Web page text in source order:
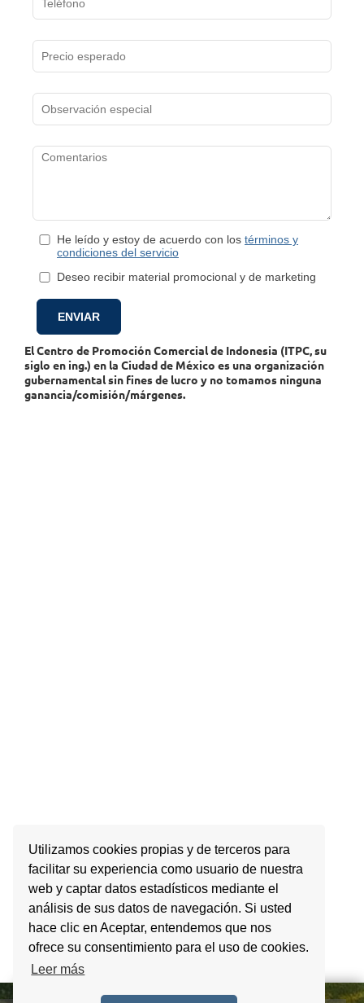
Utilizamos cookies propias y de terceros para
facilitar su experiencia como usuario de nuestra
web y captar datos estadísticos mediante el
análisis de sus datos de navegación. Si usted
hace clic en Aceptar, entendemos que nos
ofrece su consentimiento para el uso de cookies.
Leer más
He leído y estoy de acuerdo con los términos y
condiciones del servicio
Deseo recibir material promocional y de marketing
El Centro de Promoción Comercial de Indonesia (ITPC, su
siglo en ing.) en la Ciudad de México es una organización
gubernamental sin fines de lucro y no tomamos ninguna
ganancia/comisión/márgenes.